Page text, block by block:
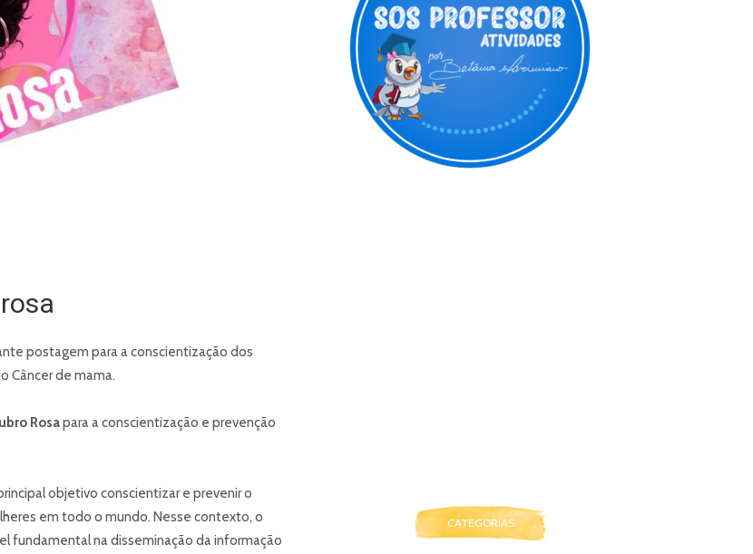
postagem para a conscientização dos
Câncer de mama.
Rosapara a conscientização e prevenção
objetivo conscientizar e prevenir o
em todo o mundo. Nesse contexto, o
fundamental na disseminação da informação
CATEGORIAS